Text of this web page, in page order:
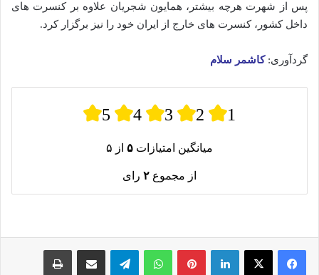
پس از شهرت هرچه بیشتر، همایون شجریان علاوه بر کنسرت های
داخل کشور، کنسرت های خارج از ایران خود را نیز برگزار کرد.
گردآوری:کاشمر سلام
5 4 3 2 1
میانگین امتیازات ۵ از ۵
از مجموع ۲ رای
لینکدین پینترستواتس آپ تلگرام اشتراک گذاری از طریق ایمیل چاپ